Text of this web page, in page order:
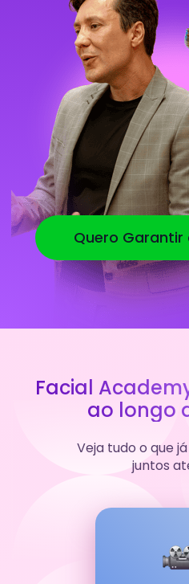
Quero Garantir
Facial
ao longo
Veja tudo o que
juntos